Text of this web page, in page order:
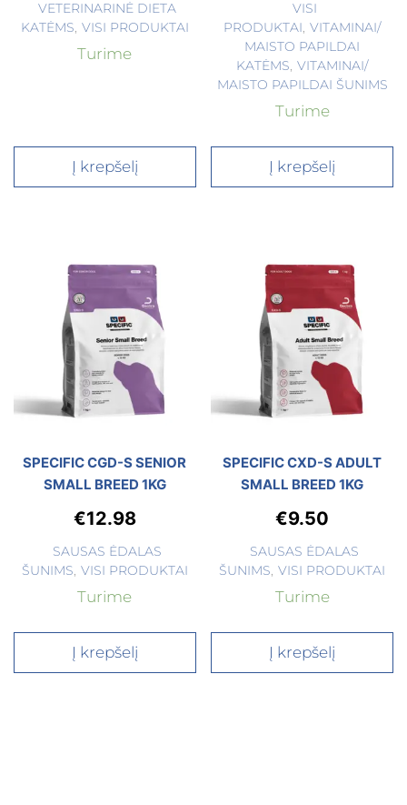
VETERINARINĖ DIETA
KATĖMS VISI PRODUKTAI
Turime
Į krepšelį
VISI
PRODUKTAI VITAMINAI/
MAISTO PAPILDAI
KATĖMS VITAMINAI/
MAISTO PAPILDAI ŠUNIMS
Turime
Į krepšelį
SPECIFIC CGD-S SENIOR
SMALL BREED 1KG
€12.98
SAUSAS ĖDALAS
ŠUNIMS VISI PRODUKTAI
Turime
Į krepšelį
SPECIFIC CXD-S ADULT
SMALL BREED 1KG
€9.50
SAUSAS ĖDALAS
ŠUNIMS VISI PRODUKTAI
Turime
Į krepšelį